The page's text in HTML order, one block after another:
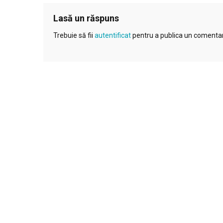
Lasă un răspuns
Trebuie să fii autentificatpentru a publica un